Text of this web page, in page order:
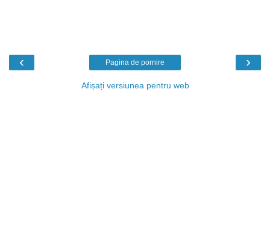
‹ ›
Pagina de pornire
Afișați versiunea pentru web